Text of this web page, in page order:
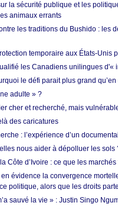
la sécurité publique et les
animaux errants
les traditions du Bushido : les
temporaire aux États-Unis
les Canadiens unilingues d'«
le défi parait plus grand qu’en
adulte » ?
cher et recherché, mais
des caricatures
: l’expérience d’un
nous aider à dépolluer les sols
Côte d’Ivoire : ce que les
évidence la convergence
politique, alors que les droits
sauvé la vie » : Justin Singo